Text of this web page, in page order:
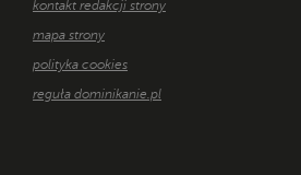
kontakt redakcji strony
mapa strony
polityka cookies
reguła dominikanie.pl